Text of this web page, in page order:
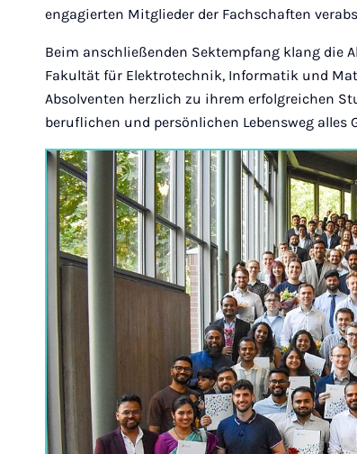
engagierten Mitglieder der Fachschaften
Beim anschließenden Sektempfang klang die
Fakultät für Elektrotechnik, Informatik und
Absolventen herzlich zu ihrem erfolgreichen
beruflichen und persönlichen Lebensweg alles